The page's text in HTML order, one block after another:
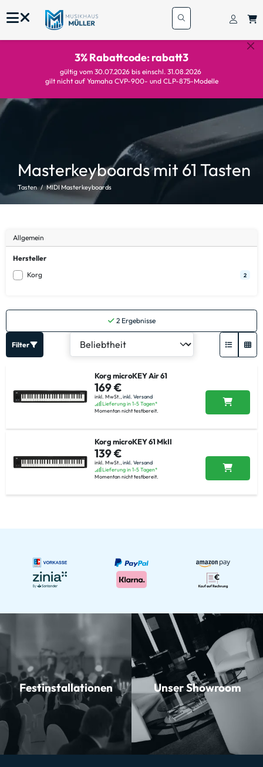
3% Rabattcode: rabatt3
gültig vom 30.07.2026 bis einschl. 31.08.2026
gilt nicht auf Yamaha CVP-900- und CLP-875-Modelle
Masterkeyboards mit 61 Tasten
Tasten MIDI Masterkeyboards
Allgemein
Hersteller
Korg
2
2Ergebnisse
Filter
Korg microKEY Air 61
169 €
inkl. MwSt.,inkl. Versand
Lieferung in 1-5 Tagen*
Momentan nicht testbereit.
Korg microKEY 61 MkII
139 €
inkl. MwSt., inkl. Versand
Lieferung in 1-5 Tagen*
Momentan nicht testbereit.
Festinstallationen Unser Showroom